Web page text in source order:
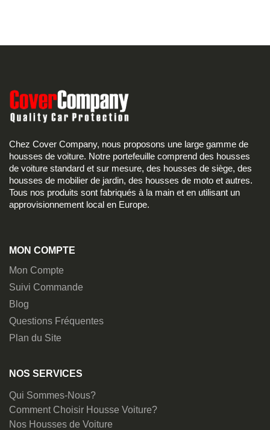
Chez Cover Company, nous proposons une large gamme de
housses de voiture. Notre portefeuille comprend des housses
de voiture standard et sur mesure, des housses de siège, des
housses de mobilier de jardin, des housses de moto et autres.
Tous nos produits sont fabriqués à la main et en utilisant un
approvisionnement local en Europe.
MON COMPTE
Mon Compte
Suivi Commande
Blog
Questions Fréquentes
Plan du Site
NOS SERVICES
Qui Sommes-Nous?
Comment Choisir Housse Voiture?
Nos Housses de Voiture